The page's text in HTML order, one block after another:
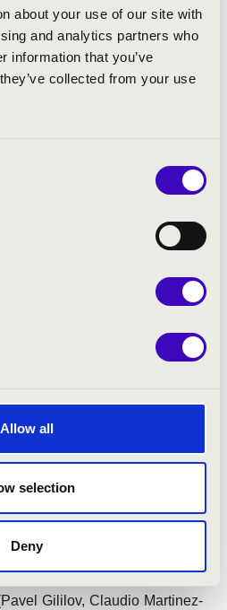
about your use of our site with
and analytics partners who
information that you’ve
collected from your use
Allow all
selection
Deny
– Prokofjev: 4.
ID)
Symphony Orchestra –
AU)
Symphony Orchestra –
(fél-recital), C. Bechstein
az Institut Francais Indonesie
a Goethe Institutban (Sydney,
szólóest (DECCA) a
(Sydney, AU)
szólóest-turné
Fellow a Gilmore Piano
Stanislav Khristenko
Gililov, Claudio Martinez-